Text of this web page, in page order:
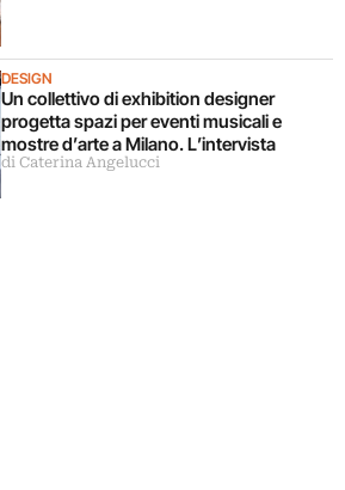
DESIGN
Un collettivo di exhibition designer
progetta spazi per eventi musicali e
mostre d’arte a Milano. L’intervista
di Caterina Angelucci